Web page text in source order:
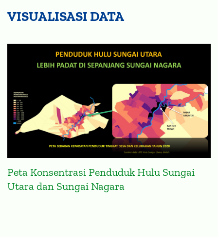
VISUALISASI DATA
Peta Konsentrasi Penduduk Hulu Sungai
Utara dan Sungai Nagara